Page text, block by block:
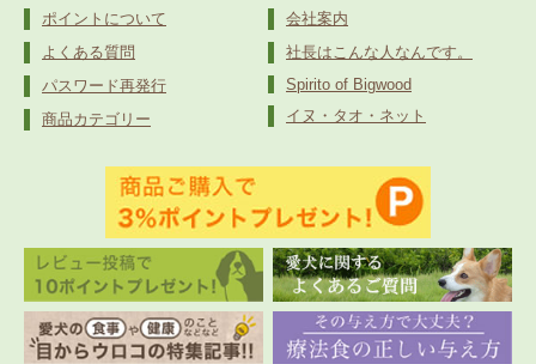
ポイントについて
よくある質問
パスワード再発行
商品カテゴリー
会社案内
社長はこんな人なんです。
Spirito of Bigwood
イヌ・タオ・ネット